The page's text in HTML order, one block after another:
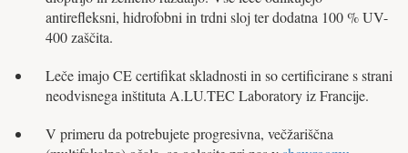
antirefleksni, hidrofobni in trdni sloj ter dodatna 100 % UV-
400 zaščita.
Leče imajo CE certifikat skladnosti in so certificirane s strani
neodvisnega inštituta A.LU.TEC Laboratory iz Francije.
V primeru da potrebujete progresivna, večžariščna